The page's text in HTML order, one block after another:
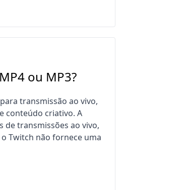
ou MP3?
transmissão ao vivo,
conteúdo criativo. A
transmissões ao vivo,
Twitch não fornece uma